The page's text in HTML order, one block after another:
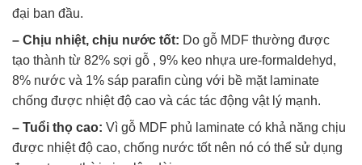
đại ban đầu.
– Chịu nhiệt, chịu nước tốt: Do gỗ MDF thường được
tạo thành từ 82% sợi gỗ , 9% keo nhựa ure-formaldehyd,
8% nước và 1% sáp parafin cùng với bề mặt laminate
chống được nhiệt độ cao và các tác động vật lý mạnh.
– Tuổi thọ cao: Vì gỗ MDF phủ laminate có khả năng chịu
được nhiệt độ cao, chống nước tốt nên nó có thể sử dụng